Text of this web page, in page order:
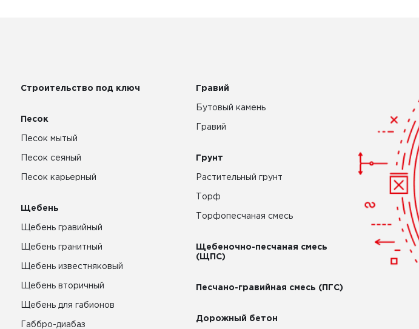
Строительство под ключ
Песок
Песок мытый
Песок сеяный
Песок карьерный
Щебень
Щебень гравийный
Щебень гранитный
Щебень известняковый
Щебень вторичный
Щебень для габионов
Габбро-диабаз
Гравий
Бутовый камень
Гравий
Грунт
Растительный грунт
Торф
Торфопесчаная смесь
Щебеночно-песчаная смесь
(ЩПС)
Песчано-гравийная смесь (ПГС)
Дорожный бетон